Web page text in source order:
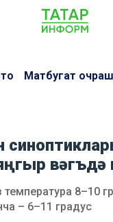
Матбугат
вәгъдә
температура 8–10
– 6–11 градус